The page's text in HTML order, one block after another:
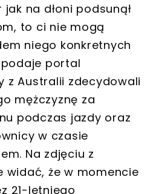
na dłoni podsunął
to ci nie mogą
niego konkretnych
portal
z Australii zdecydowali
mężczyznę za
podczas jazdy oraz
w czasie
Na zdjęciu z
że w momencie
21-letniego